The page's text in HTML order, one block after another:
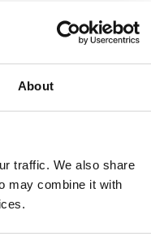
About
traffic. We also share
may combine it with